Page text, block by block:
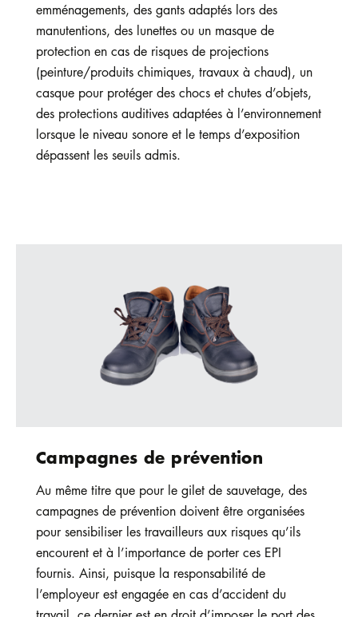
emménagements, des gants adaptés lors des
manutentions, des lunettes ou un masque de
protection en cas de risques de projections
(peinture/produits chimiques, travaux à chaud), un
casque pour protéger des chocs et chutes d’objets,
des protections auditives adaptées à l’environnement
lorsque le niveau sonore et le temps d’exposition
dépassent les seuils admis.
Campagnes de prévention
Au même titre que pour le gilet de sauvetage, des
campagnes de prévention doivent être organisées
pour sensibiliser les travailleurs aux risques qu’ils
encourent et à l’importance de porter ces EPI
fournis. Ainsi, puisque la responsabilité de
l’employeur est engagée en cas d’accident du